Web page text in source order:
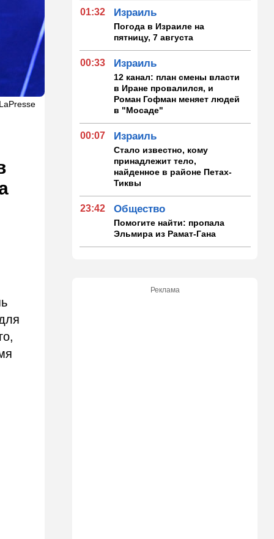
01:32 Израиль
Погода в Израиле на
пятницу, 7 августа
00:33 Израиль
12 канал: план смены власти
в Иране провалился, и
Роман Гофман меняет людей
в "Мосаде"
00:07 Израиль
Стало известно, кому
принадлежит тело,
найденное в районе Петах-
Тиквы
23:42 Общество
Помогите найти: пропала
Эльмира из Рамат-Гана
Реклама